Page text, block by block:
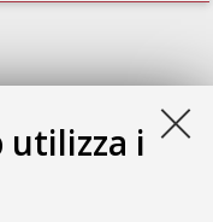
utilizza i